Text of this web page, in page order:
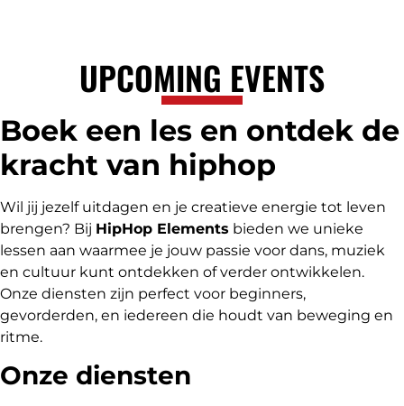
UPCOMING EVENTS
Boek een les en ontdek de
kracht van hiphop
Wil jij jezelf uitdagen en je creatieve energie tot leven
brengen? Bij HipHop Elements bieden we unieke
lessen aan waarmee je jouw passie voor dans, muziek
en cultuur kunt ontdekken of verder ontwikkelen.
Onze diensten zijn perfect voor beginners,
gevorderden, en iedereen die houdt van beweging en
ritme.
Onze diensten